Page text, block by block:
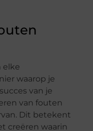
elke
waarop je
van je
van fouten
Dit betekent
creëren waarin